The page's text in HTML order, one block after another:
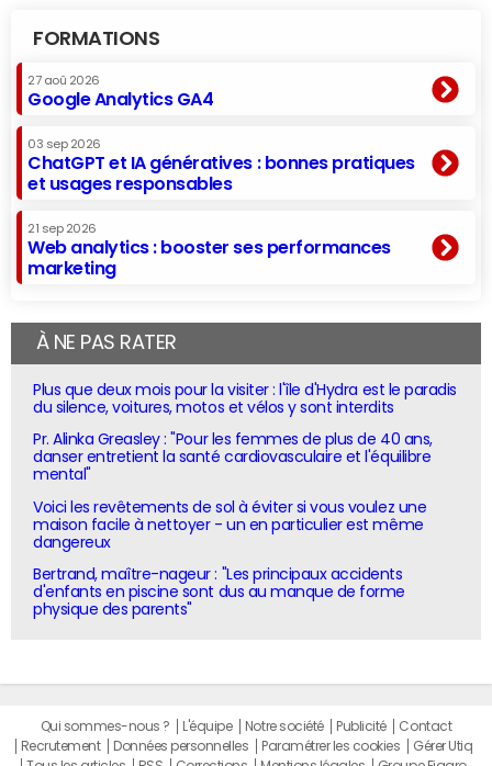
FORMATIONS
27 aoû 2026
Google Analytics GA4
03 sep 2026
ChatGPT et IA génératives : bonnes pratiques
et usages responsables
21 sep 2026
Web analytics : booster ses performances
marketing
À NE PAS RATER
Plus que deux mois pour la visiter : l'île d'Hydra est le paradis
du silence, voitures, motos et vélos y sont interdits
Pr. Alinka Greasley : "Pour les femmes de plus de 40 ans,
danser entretient la santé cardiovasculaire et l'équilibre
mental"
Voici les revêtements de sol à éviter si vous voulez une
maison facile à nettoyer - un en particulier est même
dangereux
Bertrand, maître-nageur : "Les principaux accidents
d'enfants en piscine sont dus au manque de forme
physique des parents"
Qui sommes-nous ? L'équipe Notre société Publicité
Contact
Recrutement
Données personnelles Paramétrer les cookies
Gérer Utiq